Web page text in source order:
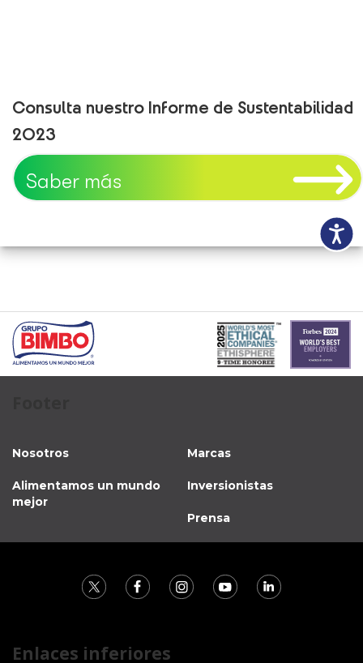
Consulta nuestro Informe de Sustentabilidad
2023
Saber más
Nosotros
Alimentamos un mundo
mejor
Marcas
Inversionistas
Prensa
Enlaces inferiores